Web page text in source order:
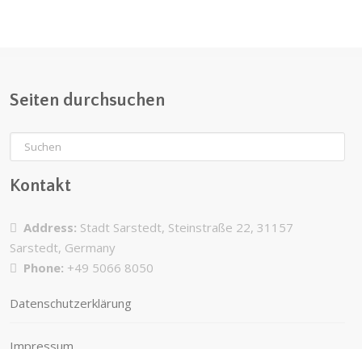
Seiten durchsuchen
Kontakt
Address: Stadt Sarstedt, Steinstraße 22, 31157
Sarstedt, Germany
Phone: +49 5066 8050
Datenschutzerklärung
Impressum